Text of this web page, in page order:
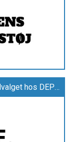
Find både lædertoppe og mobil taske i udvalget hos DEPECHE.